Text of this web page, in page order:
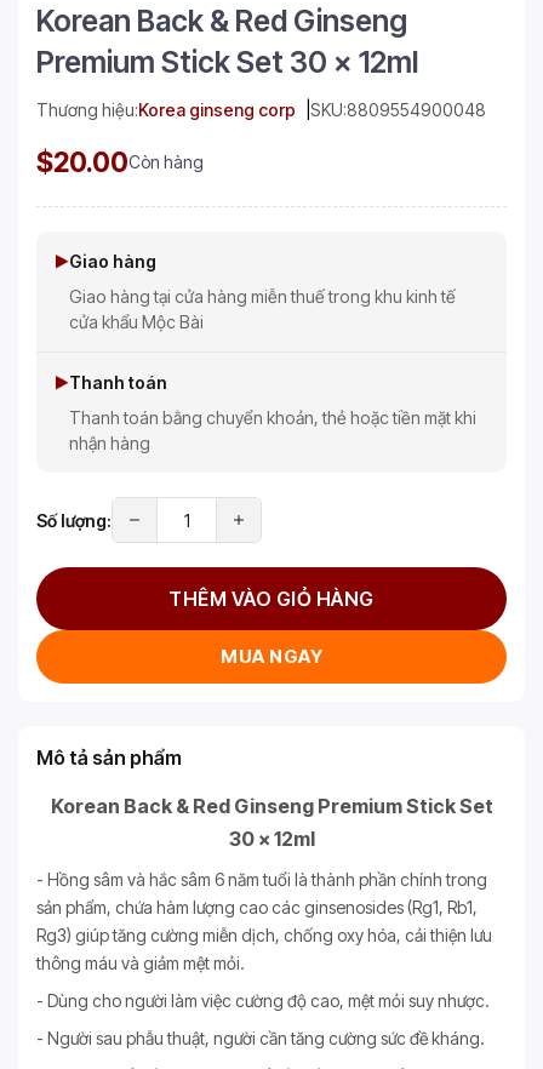
Korean Back & Red Ginseng
Premium Stick Set 30 x 12ml
Thương hiệu:Korea ginseng corp SKU:8809554900048
$20.00Còn hàng
Giao hàng
Giao hàng tại cửa hàng miễn thuế trong khu kinh tế
cửa khẩu Mộc Bài
Thanh toán
Thanh toán bằng chuyển khoản, thẻ hoặc tiền mặt khi
nhận hàng
Số lượng:
THÊM VÀO GIỎ HÀNG
MUA NGAY
Mô tả sản phẩm
Korean Back & Red Ginseng Premium Stick Set
30 x 12ml
- Hồng sâm và hắc sâm 6 năm tuổi là thành phần chính trong
sản phẩm, chứa hàm lượng cao các ginsenosides (Rg1, Rb1,
Rg3) giúp tăng cường miễn dịch, chống oxy hóa, cải thiện lưu
thông máu và giảm mệt mỏi.
- Dùng cho người làm việc cường độ cao, mệt mỏi suy nhược.
- Người sau phẫu thuật, người cần tăng cường sức đề kháng.